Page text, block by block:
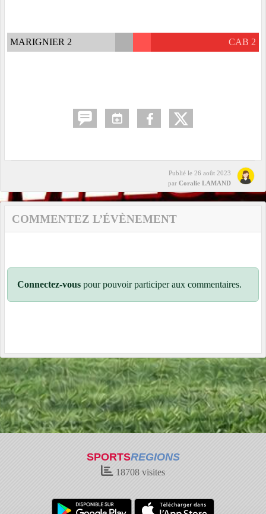
MARIGNIER 2 CAB 2
Publié le 26 août 2023
par Coralie LAMAND
COMMENTEZ L’ÉVÈNEMENT
Connectez-vous pour pouvoir participer aux commentaires.
SPORTSREGIONS
18708 visites